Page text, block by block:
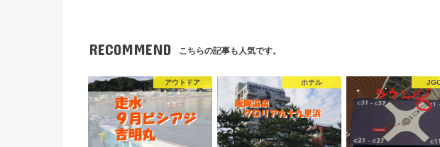
RECOMMEND こちらの記事も人気です。
アウトドア ホテル